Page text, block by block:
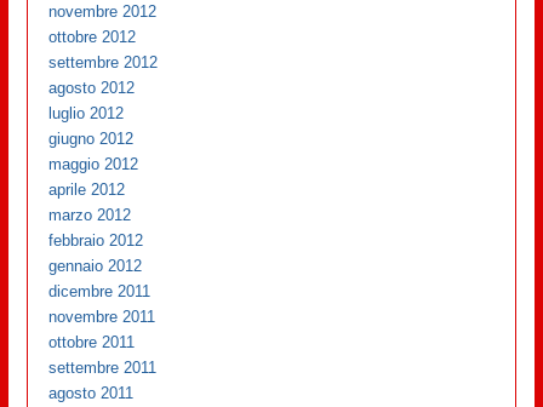
novembre 2012
ottobre 2012
settembre 2012
agosto 2012
luglio 2012
giugno 2012
maggio 2012
aprile 2012
marzo 2012
febbraio 2012
gennaio 2012
dicembre 2011
novembre 2011
ottobre 2011
settembre 2011
agosto 2011